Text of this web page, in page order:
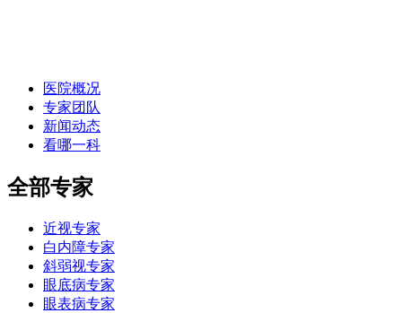
医院概况
专家团队
新闻动态
看哪一科
全部专家
近视专家
白内障专家
斜弱视专家
眼底病专家
眼表病专家